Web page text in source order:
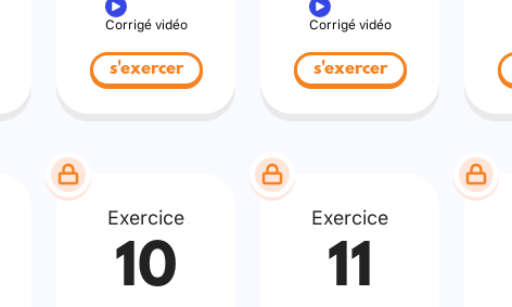
Corrigé vidéo
s'exercer
Corrigé vidéo
s'exercer
Exercice
10
Exercice
11